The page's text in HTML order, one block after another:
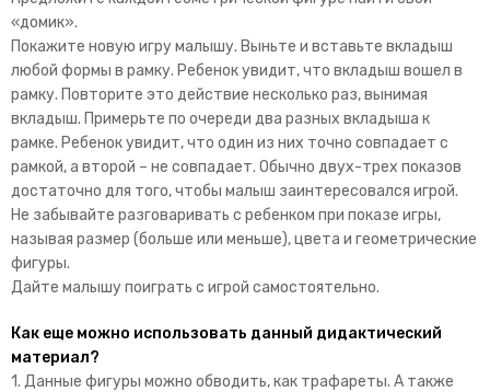
«домик».
Покажите новую игру малышу. Выньте и вставьте вкладыш
любой формы в рамку. Ребенок увидит, что вкладыш вошел в
рамку. Повторите это действие несколько раз, вынимая
вкладыш. Примерьте по очереди два разных вкладыша к
рамке. Ребенок увидит, что один из них точно совпадает с
рамкой, а второй – не совпадает. Обычно двух-трех показов
достаточно для того, чтобы малыш заинтересовался игрой.
Не забывайте разговаривать с ребенком при показе игры,
называя размер (больше или меньше), цвета и геометрические
фигуры.
Дайте малышу поиграть с игрой самостоятельно.
Как еще можно использовать данный дидактический
материал?
1. Данные фигуры можно обводить, как трафареты. А также